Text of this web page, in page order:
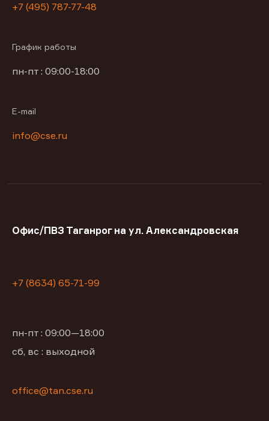
+7 (495) 787-77-48
График работы
пн-пт : 09:00-18:00
E-mail
info@cse.ru
Офис/ПВЗ Таганрог на ул. Александровская
+7 (8634) 65-71-99
пн-пт : 09:00—18:00
сб, вс : выходной
office@tan.cse.ru